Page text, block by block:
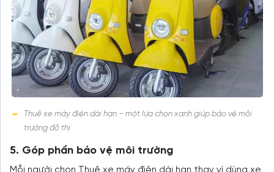
Thuê xe máy điện dài hạn – một lựa chọn xanh giúp bảo vệ môi
trường đô thị
5. Góp phần bảo vệ môi trường